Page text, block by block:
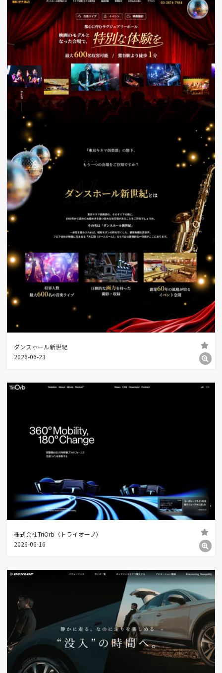
ダンスホール新世紀
2026-06-23
株式会社TriOrb（トライオーブ）
2026-06-16